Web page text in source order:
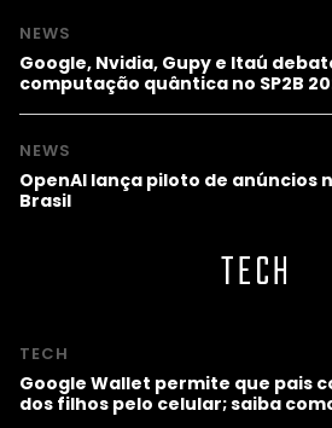
NEWS
Google, Nvidia, Gupy e Itaú
computação quântica no SP2B
NEWS
OpenAI lança piloto de anúncios
Brasil
TECH
TECH
Google Wallet permite que pais
dos filhos pelo celular; saiba